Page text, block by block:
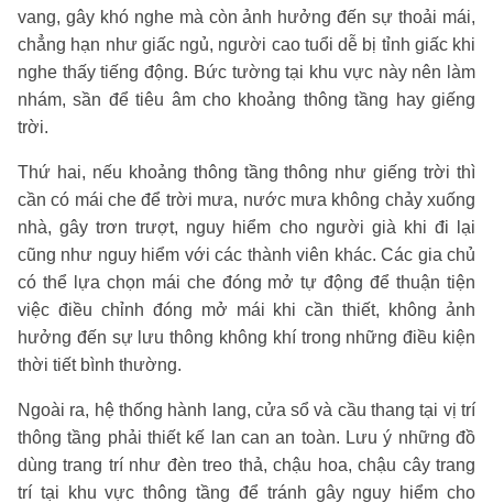
vang, gây khó nghe mà còn ảnh hưởng đến sự thoải mái,
chẳng hạn như giấc ngủ, người cao tuổi dễ bị tỉnh giấc khi
nghe thấy tiếng động. Bức tường tại khu vực này nên làm
nhám, sần để tiêu âm cho khoảng thông tầng hay giếng
trời.
Thứ hai, nếu khoảng thông tầng thông như giếng trời thì
cần có mái che để trời mưa, nước mưa không chảy xuống
nhà, gây trơn trượt, nguy hiểm cho người già khi đi lại
cũng như nguy hiểm với các thành viên khác. Các gia chủ
có thể lựa chọn mái che đóng mở tự động để thuận tiện
việc điều chỉnh đóng mở mái khi cần thiết, không ảnh
hưởng đến sự lưu thông không khí trong những điều kiện
thời tiết bình thường.
Ngoài ra, hệ thống hành lang, cửa sổ và cầu thang tại vị trí
thông tầng phải thiết kế lan can an toàn. Lưu ý những đồ
dùng trang trí như đèn treo thả, chậu hoa, chậu cây trang
trí tại khu vực thông tầng để tránh gây nguy hiểm cho